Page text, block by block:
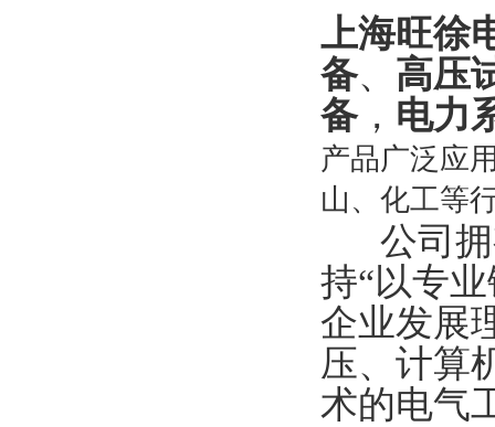
上海旺徐
备、 高压
备， 电力
产品广泛应
山、化工等
公司拥
持“以专
企业发展
压、计算
术的电气